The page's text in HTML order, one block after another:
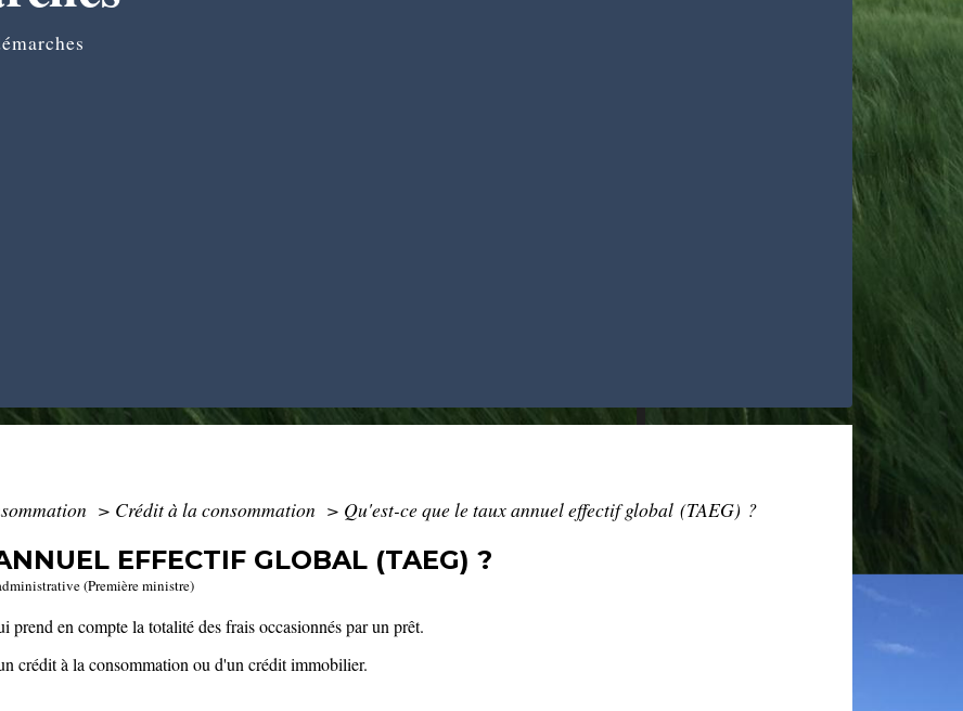
> Crédit à la consommation > Qu'est-ce que le taux annuel effectif global (TAEG) ?
EFFECTIF GLOBAL (TAEG) ?
(Première ministre)
en compte la totalité des frais occasionnés par un prêt.
crédit à la consommation ou d'un crédit immobilier.